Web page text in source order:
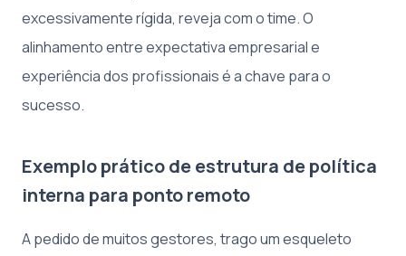
excessivamente rígida, reveja com o time. O
alinhamento entre expectativa empresarial e
experiência dos profissionais é a chave para o
sucesso.
Exemplo prático de estrutura de política
interna para ponto remoto
A pedido de muitos gestores, trago um esqueleto